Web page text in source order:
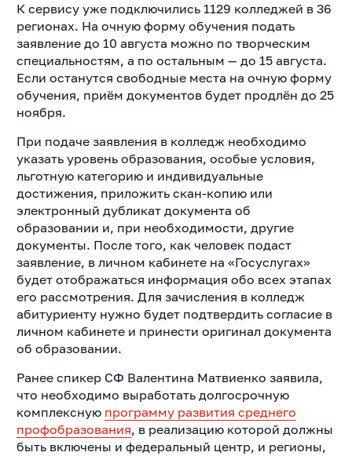
К сервису уже подключились 1129 колледжей в 36
регионах. На очную форму обучения подать
заявление до 10 августа можно по творческим
специальностям, а по остальным — до 15 августа.
Если останутся свободные места на очную форму
обучения, приём документов будет продлён до 25
ноября.
При подаче заявления в колледж необходимо
указать уровень образования, особые условия,
льготную категорию и индивидуальные
достижения, приложить скан-копию или
электронный дубликат документа об
образовании и, при необходимости, другие
документы. После того, как человек подаст
заявление, в личном кабинете на «Госуслугах»
будет отображаться информация обо всех этапах
его рассмотрения. Для зачисления в колледж
абитуриенту нужно будет подтвердить согласие в
личном кабинете и принести оригинал документа
об образовании.
Ранее спикер СФ Валентина Матвиенко заявила,
что необходимо выработать долгосрочную
комплексную программу развития среднего
профобразования, в реализацию которой должны
быть включены и федеральный центр, и регионы,